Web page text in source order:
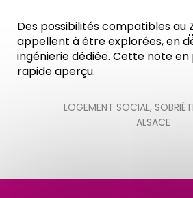
Des possibilités compatibles au
appellent à être explorées, en
ingénierie dédiée. Cette note
rapide aperçu.
LOGEMENT SOCIAL,
ALSACE